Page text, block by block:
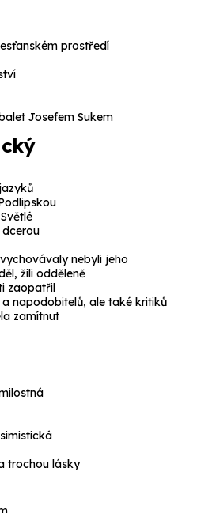
prostředí
Josefem Sukem
dcerou
nebyli jeho
žili odděleně
zaopatřil
napodobitelů, ale také kritiků
zamítnut
trochou lásky